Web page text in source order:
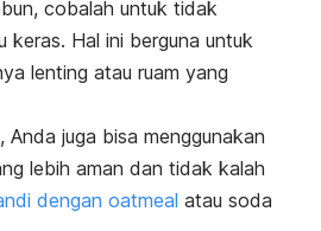
cobalah untuk tidak
keras. Hal ini berguna untuk
lenting atau ruam yang
Anda juga bisa menggunakan
lebih aman dan tidak kalah
dengan oatmeal atau soda